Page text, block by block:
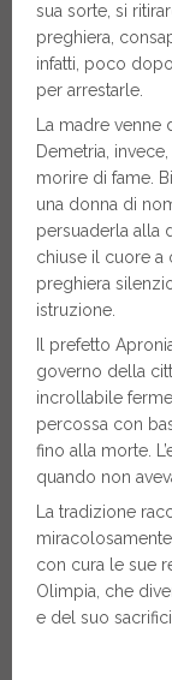
sua sorte, si
preghiera,
infatti, poco
per arrestarle.
La madre venne
Demetria,
morire di fame.
una donna di
persuaderla alla
chiuse il cuore a
preghiera
istruzione.
Il prefetto
governo della
incrollabile
percossa con
fino alla morte.
quando non
La tradizione
con cura le sue
Olimpia, che
e del suo